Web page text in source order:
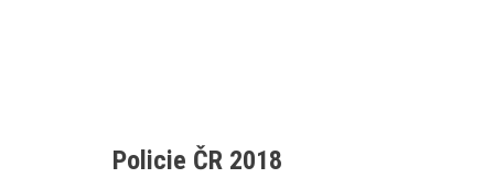
Policie ČR 2018